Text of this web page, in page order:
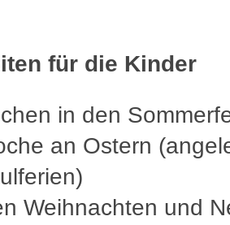
für die Kinder
in den
an Ostern
Weihnachten und